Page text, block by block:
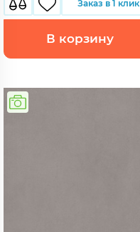
Заказ в 1 клик
В корзину